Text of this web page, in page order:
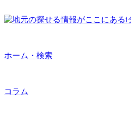
ホーム・検索
コラム